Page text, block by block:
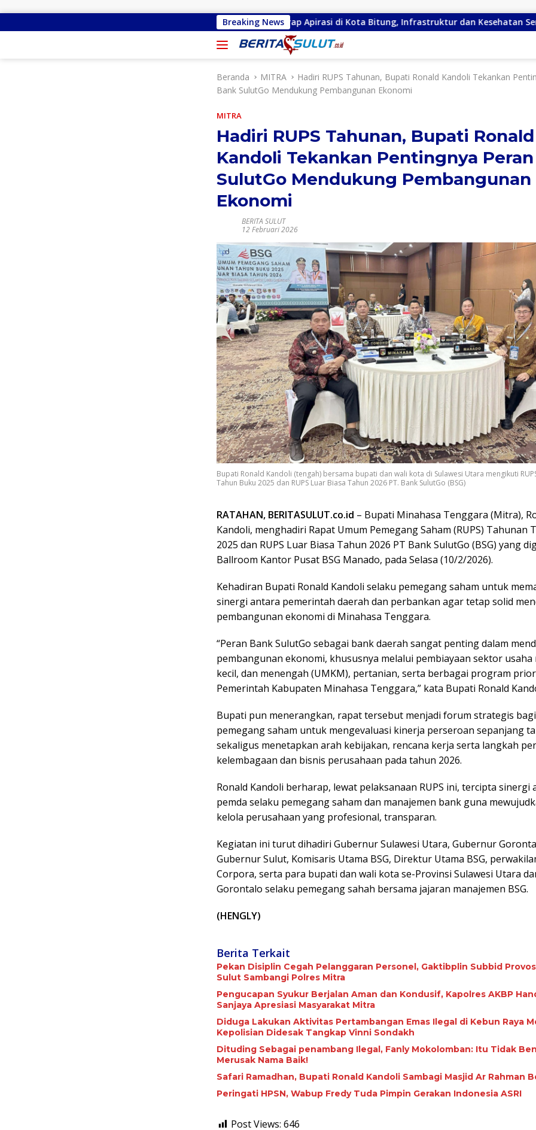
Breaking News
Priscilla Cindy Wurangian Serap Apirasi di Kota Bitung, Infrastruktur dan Kesehatan Serta Pendidikan
Beranda MITRA
Hadiri RUPS Tahunan, Bupati Ronald Kandoli Tekankan
Bank SulutGo Mendukung Pembangunan Ekonomi
MITRA
Hadiri RUPS Tahunan, Bupati Ronald
Kandoli Tekankan Pentingnya
SulutGo Mendukung Pembangunan
Ekonomi
BERITA SULUT
12 Februari 2026
Bupati Ronald Kandoli (tengah) bersama bupati dan wali kota di Sulawesi Utara mengikuti
Tahun Buku 2025 dan RUPS Luar Biasa Tahun 2026 PT. Bank SulutGo (BSG)
RATAHAN, BERITASULUT.co.id – Bupati Minahasa Tenggara (Mitra),
Kandoli, menghadiri Rapat Umum Pemegang Saham (RUPS) Tahunan
2025 dan RUPS Luar Biasa Tahun 2026 PT Bank SulutGo (BSG) yang
Ballroom Kantor Pusat BSG Manado, pada Selasa (10/2/2026).
Kehadiran Bupati Ronald Kandoli selaku pemegang saham untuk
sinergi antara pemerintah daerah dan perbankan agar tetap solid
pembangunan ekonomi di Minahasa Tenggara.
“Peran Bank SulutGo sebagai bank daerah sangat penting dalam
pembangunan ekonomi, khususnya melalui pembiayaan sektor usaha
kecil, dan menengah (UMKM), pertanian, serta berbagai program
Pemerintah Kabupaten Minahasa Tenggara,” kata Bupati Ronald
Bupati pun menerangkan, rapat tersebut menjadi forum strategis
pemegang saham untuk mengevaluasi kinerja perseroan sepanjang
sekaligus menetapkan arah kebijakan, rencana kerja serta langkah
kelembagaan dan bisnis perusahaan pada tahun 2026.
Ronald Kandoli berharap, lewat pelaksanaan RUPS ini, tercipta sinergi
pemda selaku pemegang saham dan manajemen bank guna
kelola perusahaan yang profesional, transparan.
Kegiatan ini turut dihadiri Gubernur Sulawesi Utara, Gubernur
Gubernur Sulut, Komisaris Utama BSG, Direktur Utama BSG,
Corpora, serta para bupati dan wali kota se-Provinsi Sulawesi Utara
Gorontalo selaku pemegang sahah bersama jajaran manajemen BSG.
(HENGLY)
Berita Terkait
Pekan Disiplin Cegah Pelanggaran Personel, Gaktibplin Subbid
Sulut Sambangi ‎Polres Mitra
Pengucapan Syukur Berjalan Aman dan Kondusif, Kapolres AKBP
Sanjaya Apresiasi Masyarakat Mitra
Diduga Lakukan Aktivitas Pertambangan Emas Ilegal di Kebun Raya
Kepolisian Didesak Tangkap Vinni Sondakh
Dituding Sebagai penambang Ilegal, Fanly Mokolomban: Itu Tidak
Merusak Nama Baik!
Safari Ramadhan, Bupati Ronald Kandoli Sambagi Masjid Ar Rahman
Peringati HPSN, Wabup Fredy Tuda Pimpin Gerakan Indonesia ASRI
Post Views: 646